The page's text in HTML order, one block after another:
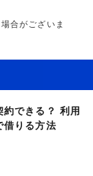
合がございま
できる？ 利用
借りる方法